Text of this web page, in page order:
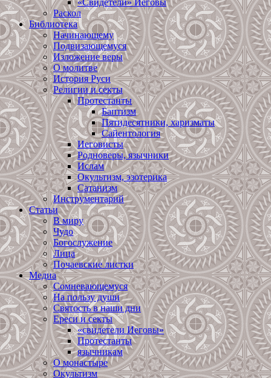
Раскол
Библиотека
Начинающему
Подвизающемуся
Изложение веры
О молитве
История Руси
Религии и секты
Протестанты
Баптизм
Пятидесятники, харизматы
Сайентология
Иеговисты
Родноверы, язычники
Ислам
Окультизм, эзотерика
Сатанизм
Инструментарий
Статьи
В миру
Чудо
Богослужение
Лица
Почаевские листки
Медиа
Сомневающемуся
На пользу души
Святость в наши дни
Ереси и секты
«свидетели Иеговы»
Протестанты
язычникам
О монастыре
Окультизм